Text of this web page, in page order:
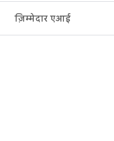
ज़िम्मेदार एआई